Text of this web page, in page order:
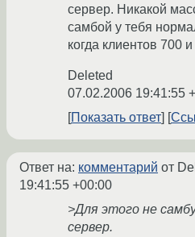
сервер. Никакой
самбой у тебя
когда клиентов 700
Deleted
07.02.2006 19:41:55
Показать ответ
Ответ на: комментарий от
19:41:55 +00:00
>Для этого не
сервер.